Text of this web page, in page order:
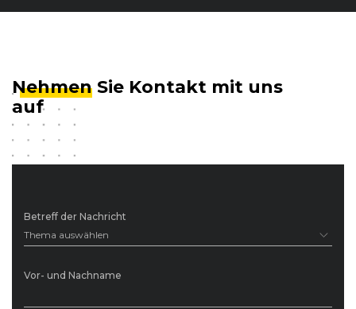
Betreff der Nachricht
Thema auswählen
Vor- und Nachname
Nehmen Sie Kontakt mit uns
auf